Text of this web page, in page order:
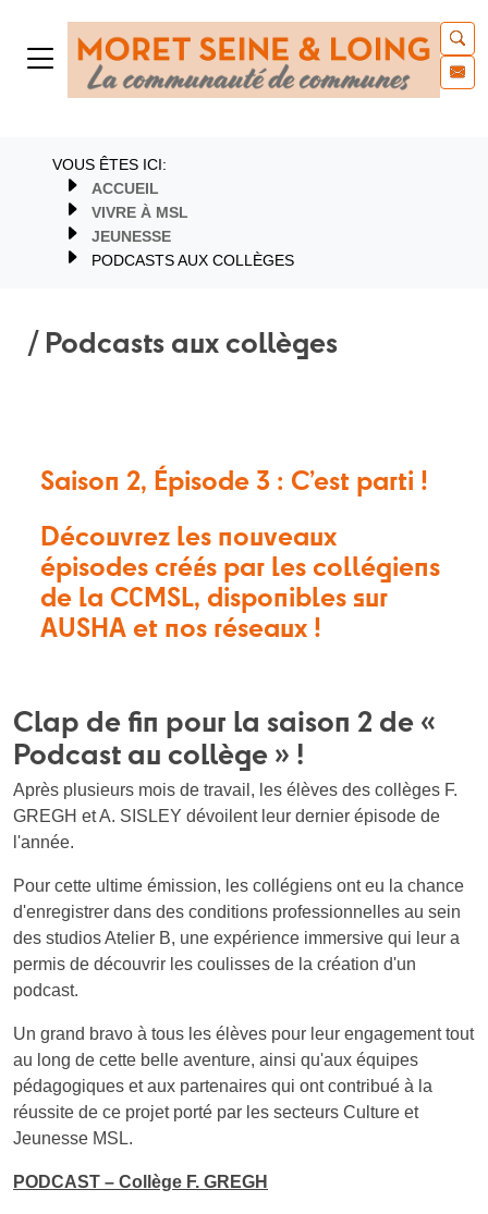
VOUS ÊTES ICI:
ACCUEIL
VIVRE À MSL
JEUNESSE
PODCASTS AUX COLLÈGES
/ Podcasts aux collèges
Saison 2, Épisode 3 : C’est parti !
Découvrez les nouveaux
épisodes créés par les collégiens
de la CCMSL, disponibles sur
AUSHA et nos réseaux !
Clap de fin pour la saison 2 de «
Podcast au collège » !
Après plusieurs mois de travail, les élèves des collèges F.
GREGH et A. SISLEY dévoilent leur dernier épisode de
l'année.
Pour cette ultime émission, les collégiens ont eu la chance
d'enregistrer dans des conditions professionnelles au sein
des studios Atelier B, une expérience immersive qui leur a
permis de découvrir les coulisses de la création d'un
podcast.
Un grand bravo à tous les élèves pour leur engagement tout
au long de cette belle aventure, ainsi qu'aux équipes
pédagogiques et aux partenaires qui ont contribué à la
réussite de ce projet porté par les secteurs Culture et
Jeunesse MSL.
PODCAST – Collège F. GREGH